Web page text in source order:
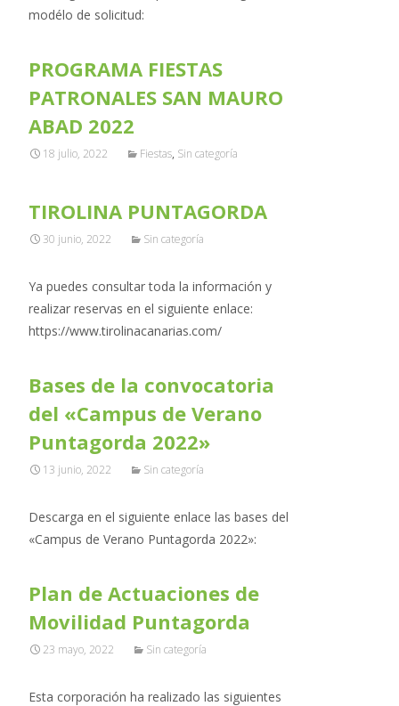
modélo de solicitud:
PROGRAMA FIESTAS
PATRONALES SAN MAURO
ABAD 2022
18 julio, 2022 Fiestas, Sin categoría
TIROLINA PUNTAGORDA
30 junio, 2022 Sin categoría
Ya puedes consultar toda la información y
realizar reservas en el siguiente enlace:
https://www.tirolinacanarias.com/
Bases de la convocatoria
del «Campus de Verano
Puntagorda 2022»
13 junio, 2022 Sin categoría
Descarga en el siguiente enlace las bases del
«Campus de Verano Puntagorda 2022»:
Plan de Actuaciones de
Movilidad Puntagorda
23 mayo, 2022 Sin categoría
Esta corporación ha realizado las siguientes